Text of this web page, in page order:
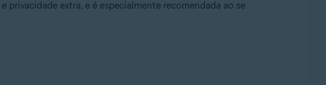
extra, e é especialmente recomendada ao se